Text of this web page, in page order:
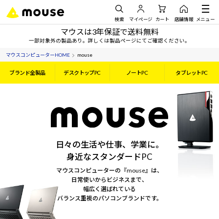
検索 マイページ カート 店舗情報 メニュー
マウスは3年保証で送料無料
一部対象外の製品あり。詳しくは製品ページにてご確認ください。
マウスコンピューターHOME mouse
ブランド全製品 デスクトップPC ノートPC タブレットPC
日々の生活や仕事、学業に。
身近なスタンダードPC
マウスコンピューターの『mouse』は、
日常使いからビジネスまで、
幅広く選ばれている
バランス重視のパソコンブランドです。